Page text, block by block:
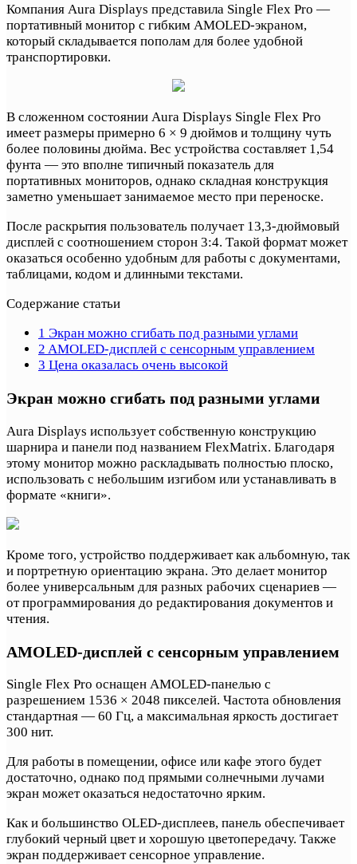
Компания Aura Displays представила Single Flex Pro —
портативный монитор с гибким AMOLED-экраном,
который складывается пополам для более удобной
транспортировки.
В сложенном состоянии Aura Displays Single Flex Pro
имеет размеры примерно 6 × 9 дюймов и толщину чуть
более половины дюйма. Вес устройства составляет 1,54
фунта — это вполне типичный показатель для
портативных мониторов, однако складная конструкция
заметно уменьшает занимаемое место при переноске.
После раскрытия пользователь получает 13,3-дюймовый
дисплей с соотношением сторон 3:4. Такой формат может
оказаться особенно удобным для работы с документами,
таблицами, кодом и длинными текстами.
Содержание статьи
1 Экран можно сгибать под разными углами
2 AMOLED-дисплей с сенсорным управлением
3 Цена оказалась очень высокой
Экран можно сгибать под разными углами
Aura Displays использует собственную конструкцию
шарнира и панели под названием FlexMatrix. Благодаря
этому монитор можно раскладывать полностью плоско,
использовать с небольшим изгибом или устанавливать в
формате «книги».
Кроме того, устройство поддерживает как альбомную, так
и портретную ориентацию экрана. Это делает монитор
более универсальным для разных рабочих сценариев —
от программирования до редактирования документов и
чтения.
AMOLED-дисплей с сенсорным управлением
Single Flex Pro оснащен AMOLED-панелью с
разрешением 1536 × 2048 пикселей. Частота обновления
стандартная — 60 Гц, а максимальная яркость достигает
300 нит.
Для работы в помещении, офисе или кафе этого будет
достаточно, однако под прямыми солнечными лучами
экран может оказаться недостаточно ярким.
Как и большинство OLED-дисплеев, панель обеспечивает
глубокий черный цвет и хорошую цветопередачу. Также
экран поддерживает сенсорное управление.